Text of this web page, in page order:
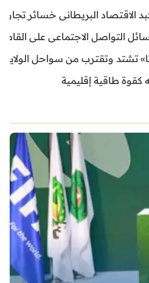
البريطاني خسائر تجاوزت 1.5 مليار
التواصل الاجتماعي على القاصرين
تشتد وتقترب من سواحل
طاقية إقليمية